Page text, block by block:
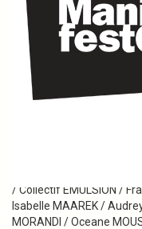
2005
/ Collectif ÉMULSION /
Isabelle MAAREK /
MORANDI / Oceane